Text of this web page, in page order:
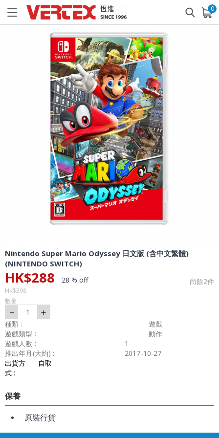
0
已加入購物車 查看
Nintendo Super Mario Odyssey 日文版 (含中文繁體)
(NINTENDO SWITCH)
HK$288 28 % off 尚餘2件
HK$398
數量
－ 1 ＋
種類 :
遊戲
遊戲類型 :
動作
遊戲人數 :
1
推出年月(大約) :
2017-10-27
出貨方
式 :
自取
保養
原裝行貨